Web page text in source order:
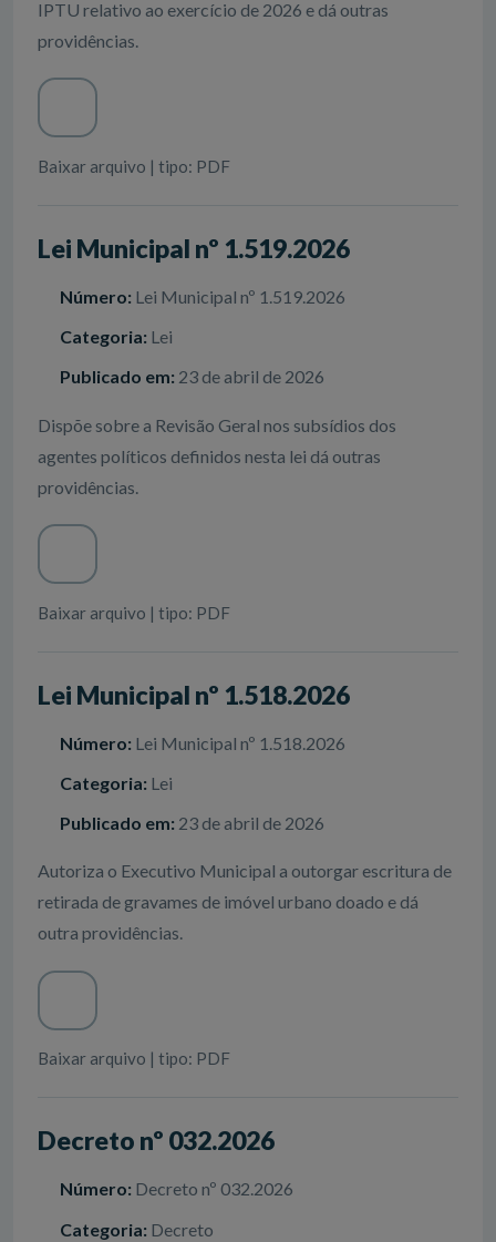
IPTU relativo ao exercício de 2026 e dá outras
providências.
Baixar arquivo | tipo: PDF
Lei Municipal nº 1.519.2026
Número: Lei Municipal nº 1.519.2026
Categoria: Lei
Publicado em: 23 de abril de 2026
Dispõe sobre a Revisão Geral nos subsídios dos
agentes políticos definidos nesta lei dá outras
providências.
Baixar arquivo | tipo: PDF
Lei Municipal nº 1.518.2026
Número: Lei Municipal nº 1.518.2026
Categoria: Lei
Publicado em: 23 de abril de 2026
Autoriza o Executivo Municipal a outorgar escritura de
retirada de gravames de imóvel urbano doado e dá
outra providências.
Baixar arquivo | tipo: PDF
Decreto nº 032.2026
Número: Decreto nº 032.2026
Categoria: Decreto